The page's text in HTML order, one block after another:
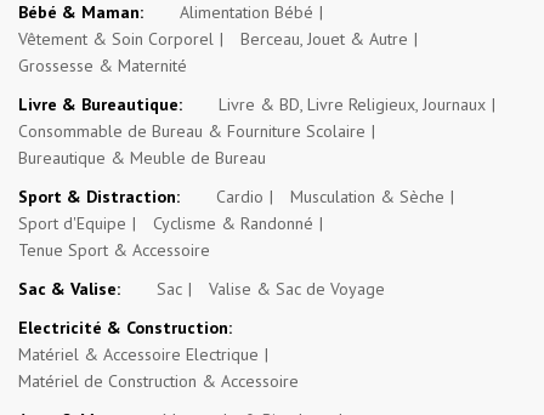
Bébé & Maman:
Alimentation Bébé
Vêtement & Soin Corporel
Berceau, Jouet & Autre
Grossesse & Maternité
Livre & Bureautique:
Livre & BD, Livre Religieux, Journaux
Consommable de Bureau & Fourniture Scolaire
Bureautique & Meuble de Bureau
Sport & Distraction:
Cardio
Musculation & Sèche
Sport d'Equipe
Cyclisme & Randonné
Tenue Sport & Accessoire
Sac & Valise:
Sac
Valise & Sac de Voyage
Electricité & Construction:
Matériel & Accessoire Electrique
Matériel de Construction & Accessoire